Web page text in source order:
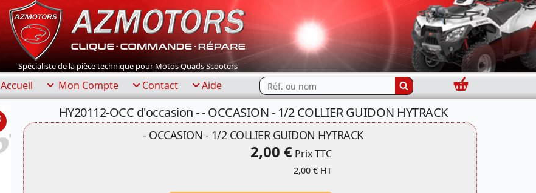
Spécialiste de la pièce technique pour Motos Quads Scooters
Accueil Mon Compte Contact Aide Rechercher...
Panier
HY20112-OCC d'occasion - - OCCASION - 1/2 COLLIER GUIDON HYTRACK
- OCCASION - 1/2 COLLIER GUIDON HYTRACK
2,00 € Prix TTC
2,00 € HT